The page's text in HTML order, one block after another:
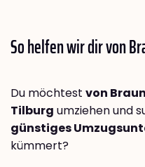
So helfen wir dir von
Du möchtest von
Tilburg umziehen und
günstiges
kümmert?